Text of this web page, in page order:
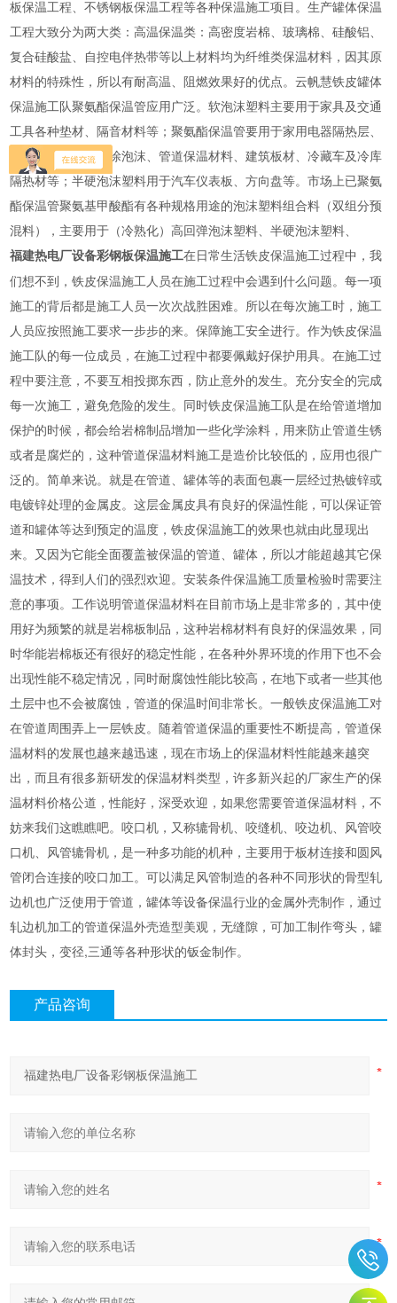
板保温工程、不锈钢板保温工程等各种保温施工项目。生产罐体保温
工程大致分为两大类：高温保温类：高密度岩棉、玻璃棉、硅酸铝、
复合硅酸盐、自控电伴热带等以上材料均为纤维类保温材料，因其原
材料的特殊性，所以有耐高温、阻燃效果好的优点。云帆慧铁皮罐体
保温施工队聚氨酯保温管应用广泛。软泡沫塑料主要用于家具及交通
工具各种垫材、隔音材料等；聚氨酯保温管要用于家用电器隔热层、
屋墙面保温防水喷涂泡沫、管道保温材料、建筑板材、冷藏车及冷库
隔热材等；半硬泡沫塑料用于汽车仪表板、方向盘等。市场上已聚氨
酯保温管聚氨基甲酸酯有各种规格用途的泡沫塑料组合料（双组分预
混料），主要用于（冷熟化）高回弹泡沫塑料、半硬泡沫塑料、
福建热电厂设备彩钢板保温施工在日常生活铁皮保温施工过程中，我
们想不到，铁皮保温施工人员在施工过程中会遇到什么问题。每一项
施工的背后都是施工人员一次次战胜困难。所以在每次施工时，施工
人员应按照施工要求一步步的来。保障施工安全进行。作为铁皮保温
施工队的每一位成员，在施工过程中都要佩戴好保护用具。在施工过
程中要注意，不要互相投掷东西，防止意外的发生。充分安全的完成
每一次施工，避免危险的发生。同时铁皮保温施工队是在给管道增加
保护的时候，都会给岩棉制品增加一些化学涂料，用来防止管道生锈
或者是腐烂的，这种管道保温材料施工是造价比较低的，应用也很广
泛的。简单来说。就是在管道、罐体等的表面包裹一层经过热镀锌或
电镀锌处理的金属皮。这层金属皮具有良好的保温性能，可以保证管
道和罐体等达到预定的温度，铁皮保温施工的效果也就由此显现出
来。又因为它能全面覆盖被保温的管道、罐体，所以才能超越其它保
温技术，得到人们的强烈欢迎。安装条件保温施工质量检验时需要注
意的事项。工作说明管道保温材料在目前市场上是非常多的，其中使
用好为频繁的就是岩棉板制品，这种岩棉材料有良好的保温效果，同
时华能岩棉板还有很好的稳定性能，在各种外界环境的作用下也不会
出现性能不稳定情况，同时耐腐蚀性能比较高，在地下或者一些其他
土层中也不会被腐蚀，管道的保温时间非常长。一般铁皮保温施工对
在管道周围弄上一层铁皮。随着管道保温的重要性不断提高，管道保
温材料的发展也越来越迅速，现在市场上的保温材料性能越来越突
出，而且有很多新研发的保温材料类型，许多新兴起的厂家生产的保
温材料价格公道，性能好，深受欢迎，如果您需要管道保温材料，不
妨来我们这瞧瞧吧。咬口机，又称辘骨机、咬缝机、咬边机、风管咬
口机、风管辘骨机，是一种多功能的机种，主要用于板材连接和圆风
管闭合连接的咬口加工。可以满足风管制造的各种不同形状的骨型轧
边机也广泛使用于管道，罐体等设备保温行业的金属外壳制作，通过
轧边机加工的管道保温外壳造型美观，无缝隙，可加工制作弯头，罐
体封头，变径,三通等各种形状的钣金制作。
产品咨询